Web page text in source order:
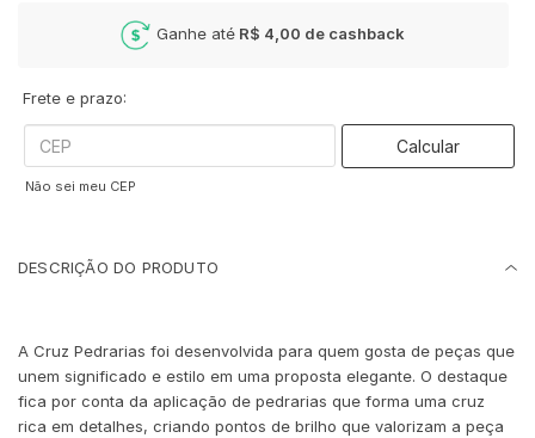
Ganhe até R$ 4,00 de cashback
Frete e prazo:
Calcular
Não sei meu CEP
DESCRIÇÃO DO PRODUTO
A Cruz Pedrarias foi desenvolvida para quem gosta de peças que
unem significado e estilo em uma proposta elegante. O destaque
fica por conta da aplicação de pedrarias que forma uma cruz
rica em detalhes, criando pontos de brilho que valorizam a peça